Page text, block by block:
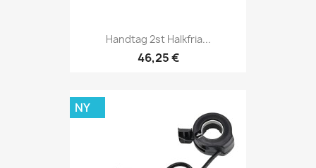
Handtag 2st Halkfria...
46,25 €
NY